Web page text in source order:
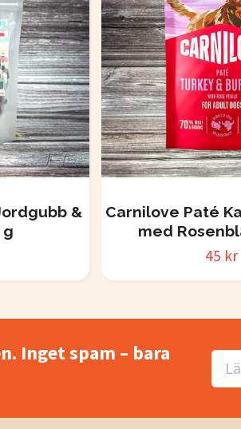
&
g
Carnilove Paté
med
45 kr
Inget spam – bara